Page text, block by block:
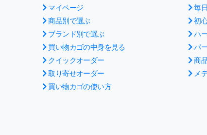
マイページ
商品別で選ぶ
ブランド別で選ぶ
買い物カゴの中身を見る
クイックオーダー
取り寄せオーダー
買い物カゴの使い方
毎
初
ハ
パ
商
メ